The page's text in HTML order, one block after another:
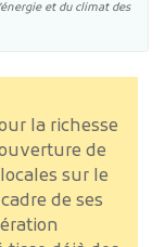
et du climat des
la richesse
de
sur le
de ses